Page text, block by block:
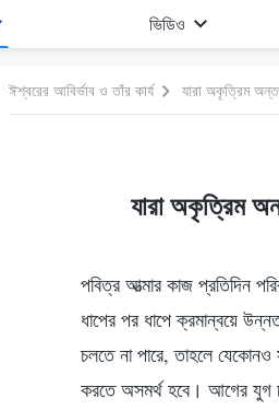
ভিডিও
ঈশ্বরের আবির্ভাব ও তাঁর কার্য যারা অকৃত্রিম
যারা অকৃত্রিম
পবিত্র আত্মার কাজ প্রতিদিন
ধাপের পর ধাপে ক্রমান্বয়ে
চলতে না পারে, তাহলে
করতে অসমর্থ হবে। আগের